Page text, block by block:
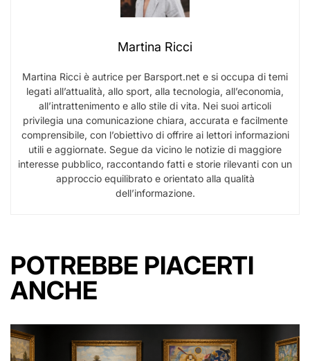
Martina Ricci
Martina Ricci è autrice per Barsport.net e si occupa di temi
legati all’attualità, allo sport, alla tecnologia, all’economia,
all’intrattenimento e allo stile di vita. Nei suoi articoli
privilegia una comunicazione chiara, accurata e facilmente
comprensibile, con l’obiettivo di offrire ai lettori informazioni
utili e aggiornate. Segue da vicino le notizie di maggiore
interesse pubblico, raccontando fatti e storie rilevanti con un
approccio equilibrato e orientato alla qualità
dell’informazione.
POTREBBE PIACERTI
ANCHE